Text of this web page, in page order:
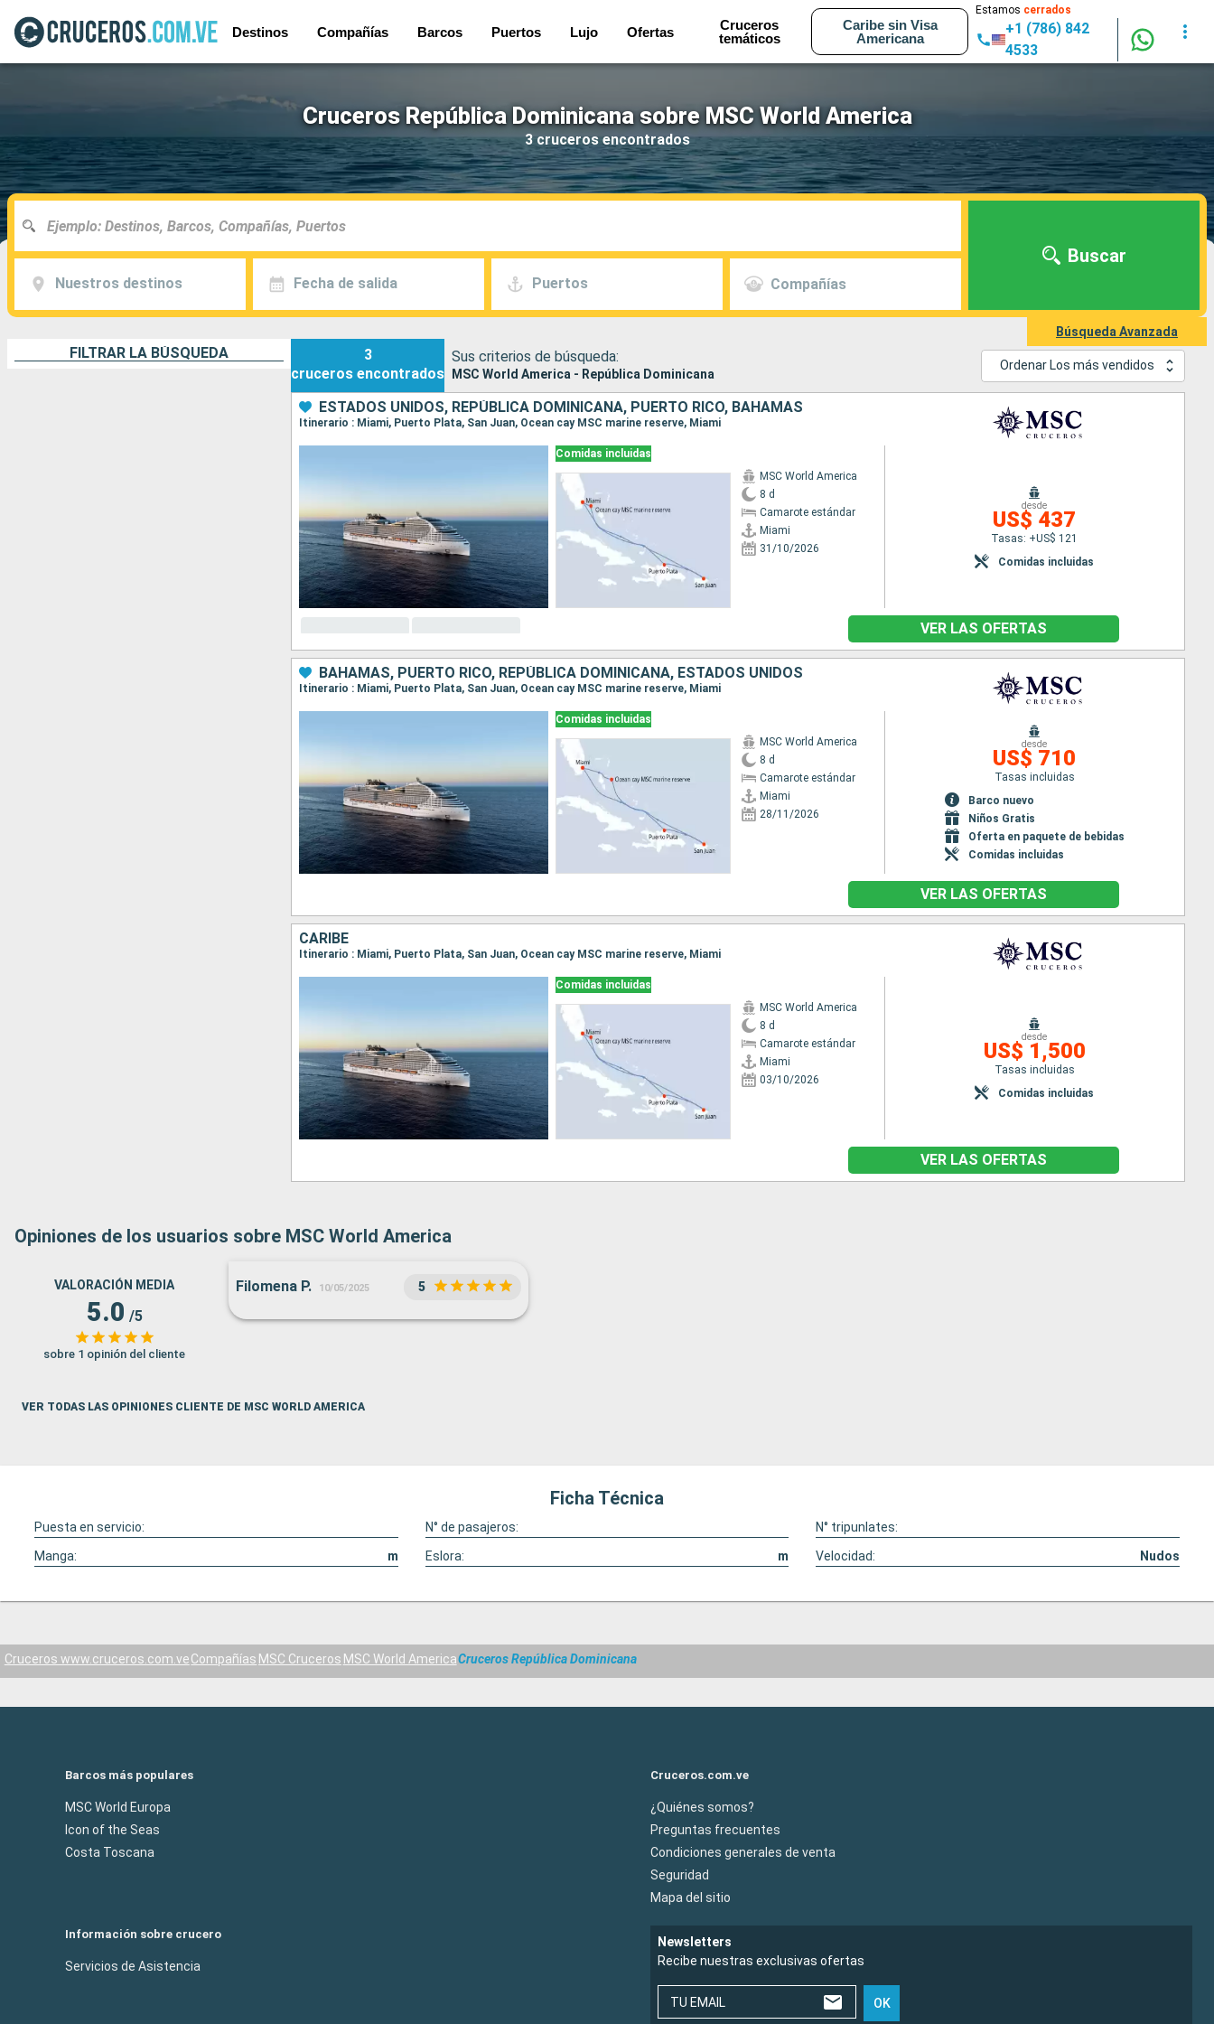
Destinos Compañías Barcos Puertos Lujo Ofertas
Cruceros
temáticos
Caribe sin Visa
Americana
Estamos cerrados
+1 (786) 842
4533
Cruceros República Dominicana sobre MSC World America
3 cruceros encontrados
Nuestros destinos Fecha de salida Puertos Compañías
Buscar
Búsqueda Avanzada
FILTRAR LA BÚSQUEDA
3
cruceros encontrados
Sus criterios de búsqueda:
MSC World America - República Dominicana
Ordenar Los más vendidos
ESTADOS UNIDOS, REPÚBLICA DOMINICANA, PUERTO RICO, BAHAMAS
Itinerario : Miami, Puerto Plata, San Juan, Ocean cay MSC marine reserve, Miami
Comidas incluidas
MSC World America
8 d
Camarote estándar
Miami
31/10/2026
desde
US$ 437
Tasas: +US$ 121
Comidas incluidas
VER LAS OFERTAS
BAHAMAS, PUERTO RICO, REPÚBLICA DOMINICANA, ESTADOS UNIDOS
Itinerario : Miami, Puerto Plata, San Juan, Ocean cay MSC marine reserve, Miami
Comidas incluidas
MSC World America
8 d
Camarote estándar
Miami
28/11/2026
desde
US$ 710
Tasas incluidas
Barco nuevo
Niños Gratis
Oferta en paquete de bebidas
Comidas incluidas
VER LAS OFERTAS
CARIBE
Itinerario : Miami, Puerto Plata, San Juan, Ocean cay MSC marine reserve, Miami
Comidas incluidas
MSC World America
8 d
Camarote estándar
Miami
03/10/2026
desde
US$ 1,500
Tasas incluidas
Comidas incluidas
VER LAS OFERTAS
Opiniones de los usuarios sobre MSC World America
VALORACIÓN MEDIA
5.0 /5
sobre 1 opinión del cliente
Filomena P. 10/05/2025 5
VER TODAS LAS OPINIONES CLIENTE DE MSC WORLD AMERICA
Ficha Técnica
Puesta en servicio: N° de pasajeros:
N° tripunlates:
Manga:
m Eslora: m Velocidad: Nudos
Cruceros www.cruceros.com.veCompañías MSC Cruceros MSC World AmericaCruceros República Dominicana
Barcos más populares
MSC World Europa
Icon of the Seas
Costa Toscana
Cruceros.com.ve
¿Quiénes somos?
Preguntas frecuentes
Condiciones generales de venta
Seguridad
Mapa del sitio
Información sobre crucero
Servicios de Asistencia
Newsletters
Recibe nuestras exclusivas ofertas
TU EMAIL OK